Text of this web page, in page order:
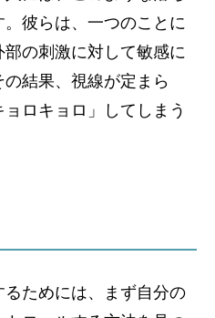
彼らは、一つのことに
の刺激に対して敏感に
結果、視線が定まら
ロキョロ」してしまう
ためには、まず自分の